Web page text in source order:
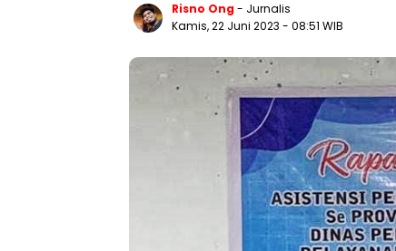
Risno Ong- Jurnalis
Kamis, 22 Juni 2023 - 08:51 WIB